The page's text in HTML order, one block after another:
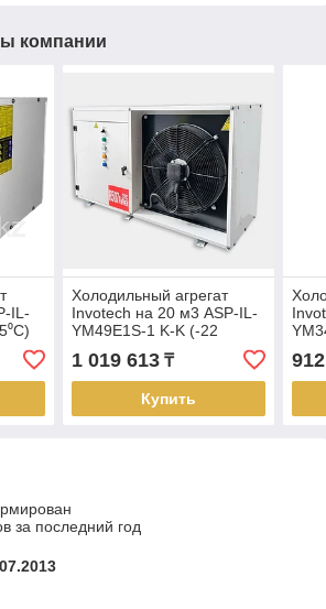
компании
IL-
Холодильный агрегат
Invotech на 20 м3 ASP-IL-
YM49E1S-1 K-K (-22
1 019 613₸
Купить
за последний год